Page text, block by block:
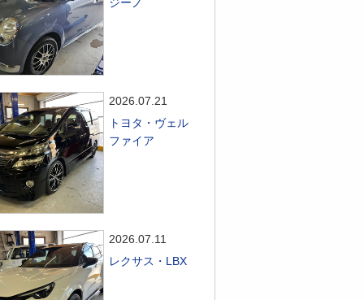
2026.07.21
トヨタ・ヴェル
ファイア
2026.07.11
レクサス・LBX